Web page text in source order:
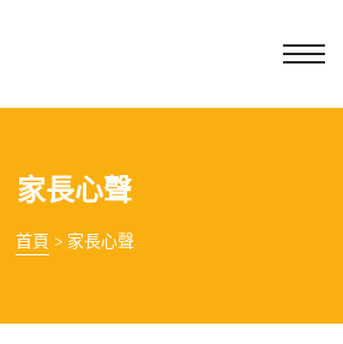
家長心聲
首頁 > 家長心聲